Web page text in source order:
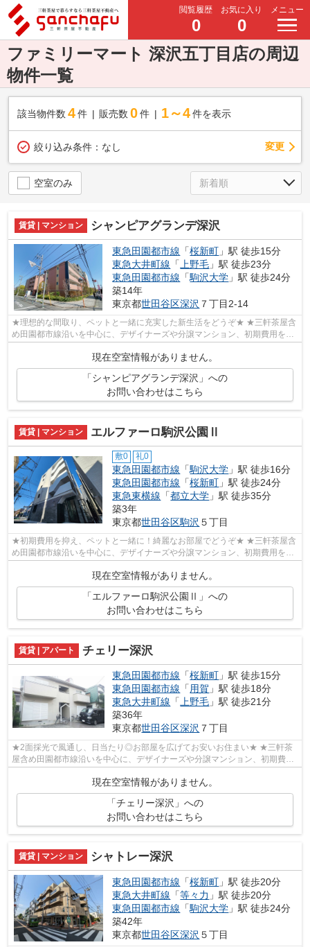
閲覧履歴
0
お気に入り
0
メニュー
ファミリーマート 深沢五丁目店の周辺
物件一覧
該当物件数 4件 販売数 0 件 1～4 件を表示
絞り込み条件： なし 変更
空室のみ
賃貸 | マンション シャンピアグランデ深沢
東急田園都市線 「桜新町 」駅 徒歩15分
東急大井町線 「 上野毛 」駅 徒歩23分
東急田園都市線 「駒沢大学 」駅 徒歩24分
築14年
東京都世田谷区深沢 ７丁目2-14
★理想的な間取り、ペットと一緒に充実した新生活をどうぞ★ ★三軒茶屋含
め田園都市線沿いを中心に、デザイナーズや分譲マンション、初期費用を抑
現在空室情報がありません。
「シャンピアグランデ深沢」への
お問い合わせはこちら
賃貸 | マンション エルファーロ駒沢公園Ⅱ
敷0 礼0
東急田園都市線 「駒沢大学 」駅 徒歩16分
東急田園都市線 「桜新町 」駅 徒歩24分
東急東横線 「都立大学 」駅 徒歩35分
築3年
東京都世田谷区駒沢 ５丁目
★初期費用を抑え、ペットと一緒に！綺麗なお部屋でどうぞ★ ★三軒茶屋含
め田園都市線沿いを中心に、デザイナーズや分譲マンション、初期費用を抑
現在空室情報がありません。
「エルファーロ駒沢公園Ⅱ」への
お問い合わせはこちら
賃貸 | アパート チェリー深沢
東急田園都市線 「桜新町 」駅 徒歩15分
東急田園都市線 「 用賀 」駅 徒歩18分
東急大井町線 「 上野毛 」駅 徒歩21分
築36年
東京都世田谷区深沢 ７丁目
★2面採光で風通し、日当たり◎お部屋を広げてお安いお住まい★ ★三軒茶
屋含め田園都市線沿いを中心に、デザイナーズや分譲マンション、初期費用
を抑えた部屋探しはぜひ当社にお任せくだ...
現在空室情報がありません。
「チェリー深沢」への
お問い合わせはこちら
賃貸 | マンション シャトレー深沢
東急田園都市線 「桜新町 」駅 徒歩20分
東急大井町線 「等々力 」駅 徒歩20分
東急田園都市線 「駒沢大学 」駅 徒歩24分
築42年
東京都世田谷区深沢 ５丁目